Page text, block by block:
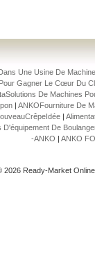
Une Usine De
Gagner Le Cœur Du
De Machines
| ANKOFourniture De
|
De
-ANKO |ANKO
2026 Ready-Market